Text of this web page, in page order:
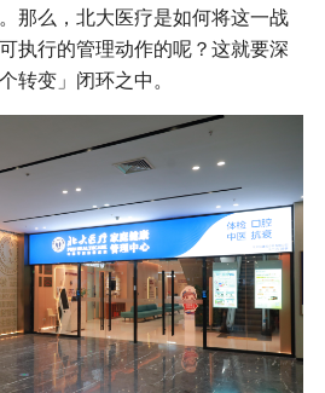
那么，北大医疗是如何将这一战
执行的管理动作的呢？这就要深
转变」闭环之中。